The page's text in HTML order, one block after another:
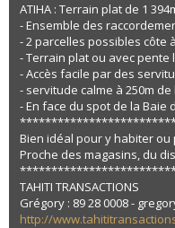
ATIHA : Terrain plat de 1
- Ensemble des
- 2 parcelles possibles côte
- Terrain plat ou avec pente
- Accès facile par des
- servitude calme à 250m
- En face du spot de la Baie
Bien idéal pour y habiter ou
Proche des magasins, du
TAHITI TRANSACTIONS
Grégory : 89 28 0008 -
http://